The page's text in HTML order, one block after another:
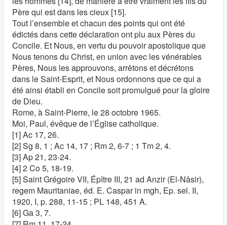
Père qui est dans les cieux [15].
Tout l’ensemble et chacun des points qui ont été
édictés dans cette déclaration ont plu aux Pères du
Concile. Et Nous, en vertu du pouvoir apostolique que
Nous tenons du Christ, en union avec les vénérables
Pères, Nous les approuvons, arrêtons et décrétons
dans le Saint-Esprit, et Nous ordonnons que ce qui a
été ainsi établi en Concile soit promulgué pour la gloire
de Dieu.
Rome, à Saint-Pierre, le 28 octobre 1965.
Moi, Paul, évêque de l’Église catholique.
[1] Ac 17, 26.
[2] Sg 8, 1 ; Ac 14, 17 ; Rm 2, 6-7 ; 1 Tm 2, 4.
[3] Ap 21, 23-24.
[4] 2 Co 5, 18-19.
[5] Saint Grégoire VII, Épître III, 21 ad Anzir (El-Nâsir),
regem Mauritaniae, éd. E. Caspar in mgh, Ep. sel. II,
1920, I, p. 288, 11-15 ; PL 148, 451 A.
[6] Ga 3, 7.